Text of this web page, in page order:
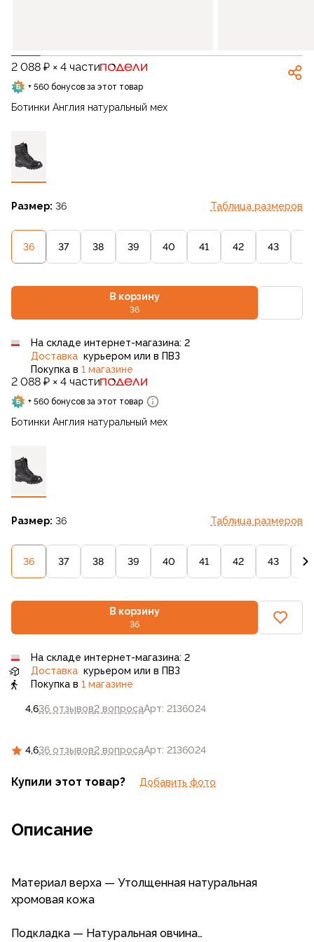
2 088 ₽ × 4 части
+ 560 бонусов за этот товар
Ботинки Англия натуральный мех
Размер: 36 Таблица размеров
36 37 38 39 40 41 42 43
В корзину
36
4,636 отзывов2 вопросаАрт: 2136024
На складе интернет-магазина: 2
Доставка курьером или в ПВЗ
Покупка в 1 магазине
2 088 ₽ × 4 части
+ 560 бонусов за этот товар
Ботинки Англия натуральный мех
Размер: 36 Таблица размеров
36 37 38 39 40 41 42 43 44
В корзину
36
4,636 отзывов2 вопросаАрт: 2136024
На складе интернет-магазина: 2
Доставка курьером или в ПВЗ
Покупка в 1 магазине
Купили этот товар? Добавить фото
Описание
Материал верха — Утолщенная натуральная
хромовая кожа
Подкладка — Натуральная овчина